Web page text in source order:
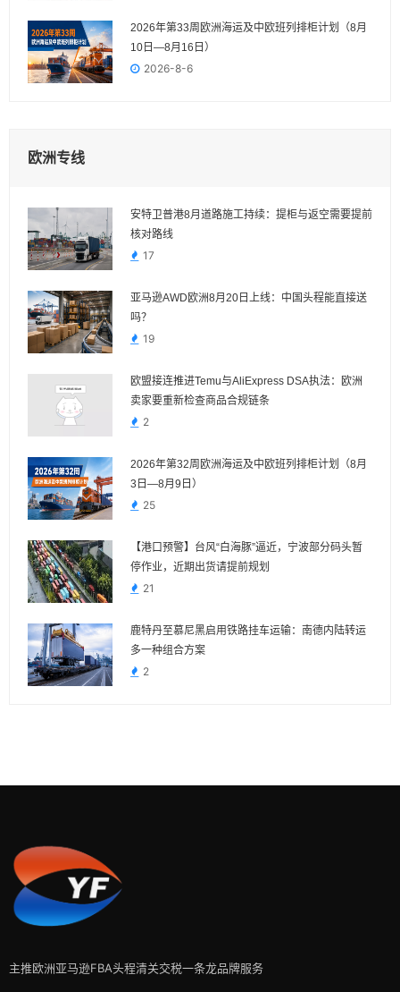
2026年第33周欧洲海运及中欧班列排柜计划（8月
10日—8月16日）
2026-8-6
欧洲专线
安特卫普港8月道路施工持续：提柜与返空需要提前
核对路线
17
亚马逊AWD欧洲8月20日上线：中国头程能直接送
吗？
19
欧盟接连推进Temu与AliExpress DSA执法：欧洲
卖家要重新检查商品合规链条
2
2026年第32周欧洲海运及中欧班列排柜计划（8月
3日—8月9日）
25
【港口预警】台风“白海豚”逼近，宁波部分码头暂
停作业，近期出货请提前规划
21
鹿特丹至慕尼黑启用铁路挂车运输：南德内陆转运
多一种组合方案
2
主推欧洲亚马逊FBA头程清关交税一条龙品牌服务